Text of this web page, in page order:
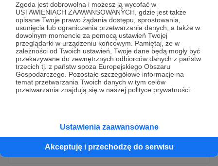
Zgoda jest dobrowolna i możesz ją wycofać w
USTAWIENIACH ZAAWANSOWANYCH, gdzie jest także
opisane Twoje prawo żądania dostępu, sprostowania,
usunięcia lub ograniczenia przetwarzania danych, a także w
dowolnym momencie za pomocą ustawień Twojej
przeglądarki w urządzeniu końcowym. Pamiętaj, że w
zależności od Twoich ustawień, Twoje dane będą mogły być
przekazywane do zewnętrznych odbiorców danych z państw
trzecich tj. z państw spoza Europejskiego Obszaru
Gospodarczego. Pozostałe szczegółowe informacje na
temat przetwarzania Twoich danych w tym celów
przetwarzania znajdują się w naszej polityce prywatności.
Ustawienia zaawansowane
Akceptuję i przechodzę do serwisu
* Wyrażam zgodę na przetwarzanie moich danych
osobowych przez Patronite
Administratorem Twoich danych osobowych jest Crowd8 sp. z o.o.
z siedziba w Warszawie, ul. Żwirki i Wigury 16, 02-092 Warszawa.
Twoje dane osobowe będą przetwarzane w szczególności w celu
wykonania umowy zawartej z Tobą, w tym do umożliwienia
Gwarantujemy spełnienie wszystkich Twoich praw wynikających
z ogólnego rozporządzenia o ochronie danych, tj. prawo dostępu,
sprostowania oraz usunięcia Twoich danych, ograniczenia ich
rozwiń zgodę
Wyślij zgłoszenie